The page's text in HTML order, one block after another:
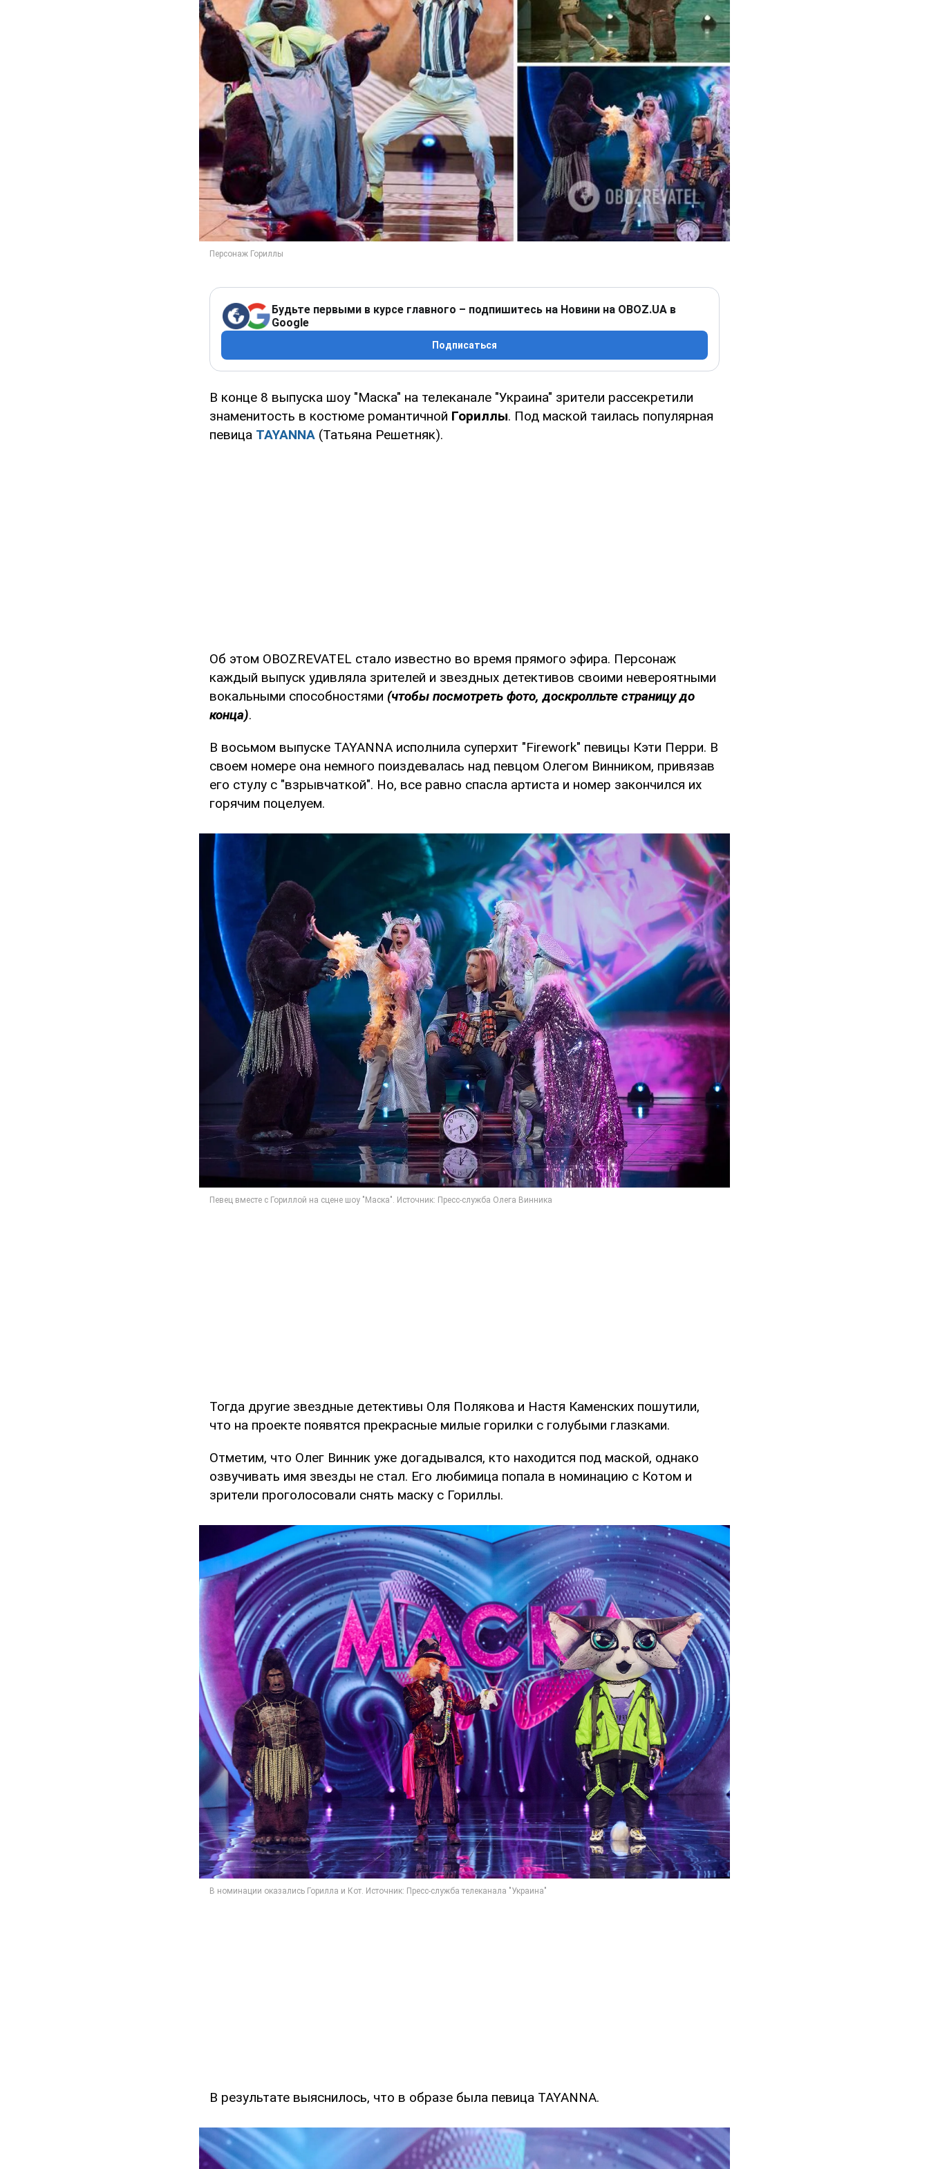
Будьте первыми в курсе главного – подпишитесь на Новини на OBOZ.UA в
Google
Подписаться
В конце 8 выпуска шоу "Маска" на телеканале "Украина" зрители рассекретили
знаменитость в костюме романтичной Гориллы. Под маской таилась популярная
певица TAYANNA (Татьяна Решетняк).
Об этом OBOZREVATEL стало известно во время прямого эфира. Персонаж
каждый выпуск удивляла зрителей и звездных детективов своими невероятными
вокальными способностями (чтобы посмотреть фото, доскролльте страницу до
конца).
В восьмом выпуске TAYANNA исполнила суперхит "Firework" певицы Кэти Перри. В
своем номере она немного поиздевалась над певцом Олегом Винником, привязав
его стулу с "взрывчаткой". Но, все равно спасла артиста и номер закончился их
горячим поцелуем.
Тогда другие звездные детективы Оля Полякова и Настя Каменских пошутили,
что на проекте появятся прекрасные милые горилки с голубыми глазками.
Отметим, что Олег Винник уже догадывался, кто находится под маской, однако
озвучивать имя звезды не стал. Его любимица попала в номинацию с Котом и
зрители проголосовали снять маску с Гориллы.
В результате выяснилось, что в образе была певица TAYANNA.